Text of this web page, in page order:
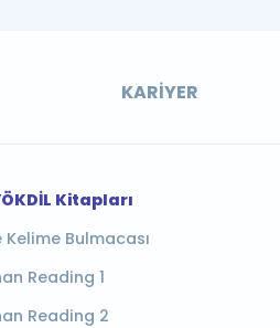
KARIYER
Kitapları
Bulmacası
Reading 1
Reading 2